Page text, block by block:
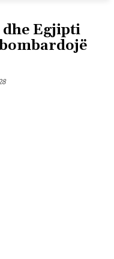
dhe Egjipti